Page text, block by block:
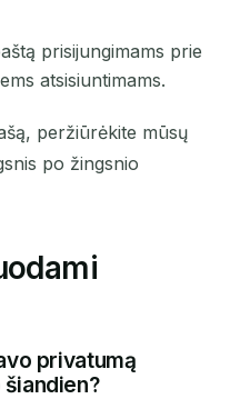
prisijungimams prie
atsisiuntimams.
peržiūrėkite mūsų
po žingsnio
privatumą